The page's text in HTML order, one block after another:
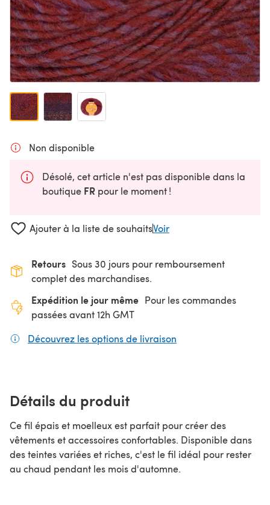
Non disponible
Désolé, cet article n'est pas disponible dans la
boutique FR pour le moment !
Ajouter à la liste de souhaitsVoir
Retours Sous 30 jours pour remboursement
complet des marchandises.
Expédition le jour même Pour les commandes
passées avant 12h GMT
Découvrez les options de livraison
Détails du produit
Ce fil épais et moelleux est parfait pour créer des
vêtements et accessoires confortables. Disponible dans
des teintes variées et riches, c'est le fil idéal pour rester
au chaud pendant les mois d'automne.